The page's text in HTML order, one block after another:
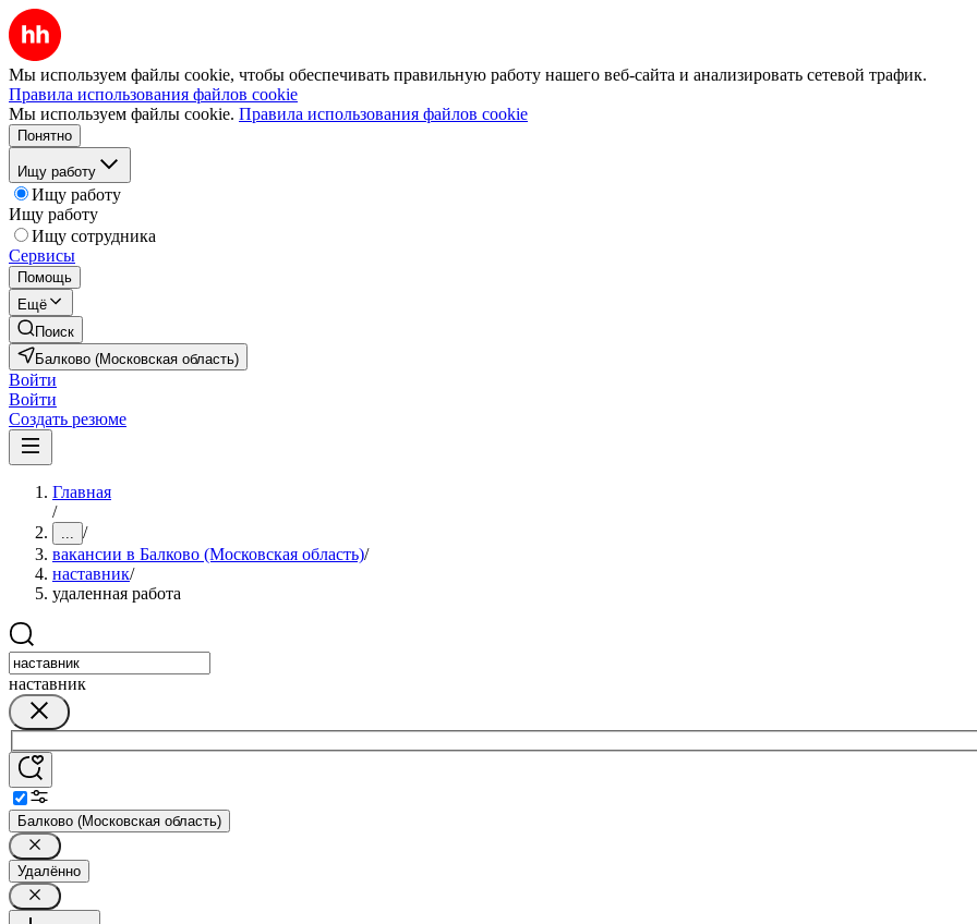
Мы используем файлы cookie, чтобы обеспечивать правильную работу нашего веб-сайта и анализировать сетевой трафик.
Правила использования файлов cookie
Мы используем файлы cookie. Правила использования файлов cookie
Понятно
Ищу работу
Ищу работу
Ищу работу
Ищу сотрудника
Сервисы
Помощь
Ещё
Поиск
Балково (Московская область)
Войти
Войти
Создать резюме
Главная
/
... /
вакансии в Балково (Московская область)/
наставник/
удаленная работа
наставник
Балково (Московская область)
Удалённо